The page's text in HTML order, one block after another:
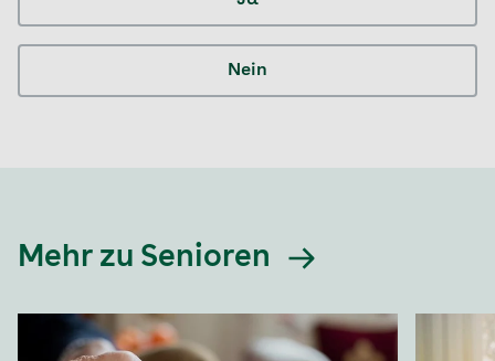
Nein
Mehr zu Senioren